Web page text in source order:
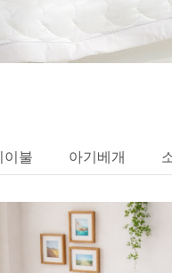
이불 아기베개